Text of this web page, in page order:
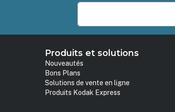
Produits et solutions
Nouveautés
Bons Plans
Solutions de vente en ligne
Produits Kodak Express